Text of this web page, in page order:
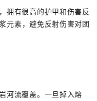
拥有很高的护甲和伤害反
元素，避免反射伤害对团
河流覆盖。一旦掉入熔